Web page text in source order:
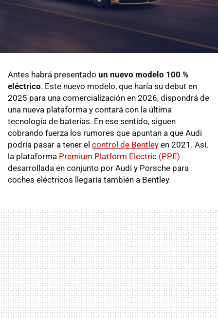
Antes habrá presentado un nuevo modelo 100 %
eléctrico. Este nuevo modelo, que haría su debut en
2025 para una comercialización en 2026, dispondrá de
una nueva plataforma y contará con la última
tecnología de baterías. En ese sentido, siguen
cobrando fuerza los rumores que apuntan a que Audi
podría pasar a tener el control de Bentley en 2021. Así,
la plataforma Premium Platform Electric (PPE)
desarrollada en conjunto por Audi y Porsche para
coches eléctricos llegaría también a Bentley.